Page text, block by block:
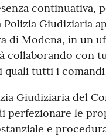
continuativa,
Giudiziaria
di Modena, in un
collaborando con
tutti i
Giudiziaria del
perfezionare le
e